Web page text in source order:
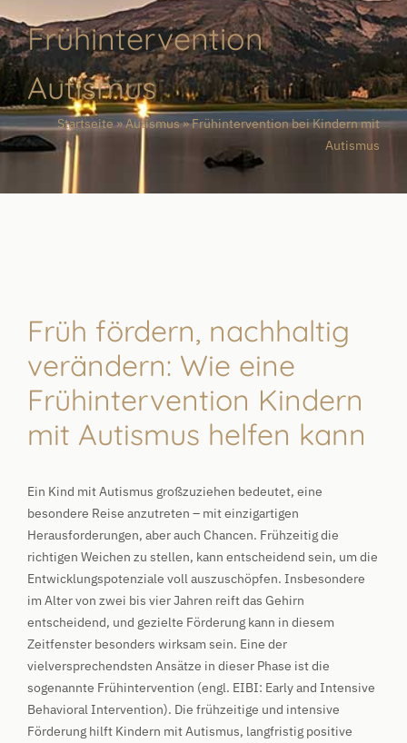
Frühintervention
Autismus
Startseite»Autismus»Frühintervention bei Kindern mit
Autismus
Früh fördern, nachhaltig
verändern: Wie eine
Frühintervention Kindern
mit Autismus helfen kann
Ein Kind mit Autismus großzuziehen bedeutet, eine
besondere Reise anzutreten – mit einzigartigen
Herausforderungen, aber auch Chancen. Frühzeitig die
richtigen Weichen zu stellen, kann entscheidend sein, um die
Entwicklungspotenziale voll auszuschöpfen. Insbesondere
im Alter von zwei bis vier Jahren reift das Gehirn
entscheidend, und gezielte Förderung kann in diesem
Zeitfenster besonders wirksam sein. Eine der
vielversprechendsten Ansätze in dieser Phase ist die
sogenannte Frühintervention (engl. EIBI: Early and Intensive
Behavioral Intervention). Die frühzeitige und intensive
Förderung hilft Kindern mit Autismus, langfristig positive